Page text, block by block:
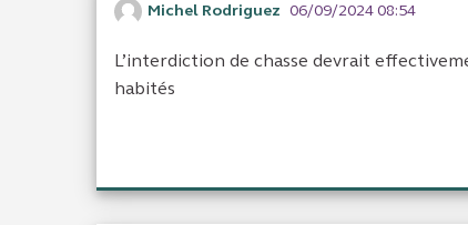
Michel Rodriguez 06/09/2024 08:54
L’interdiction de chasse devrait
habités